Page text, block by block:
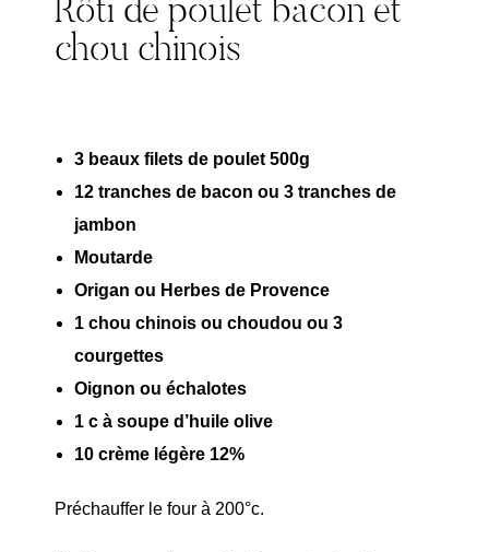
chou chinois
3 beaux filets de poulet 500g
12 tranches de bacon ou 3 tranches de
jambon
Moutarde
Origan ou Herbes de Provence
1 chou chinois ou choudou ou 3
courgettes
Oignon ou échalotes
1 c à soupe d’huile olive
10 crème légère 12%
Préchauffer le four à 200°c.